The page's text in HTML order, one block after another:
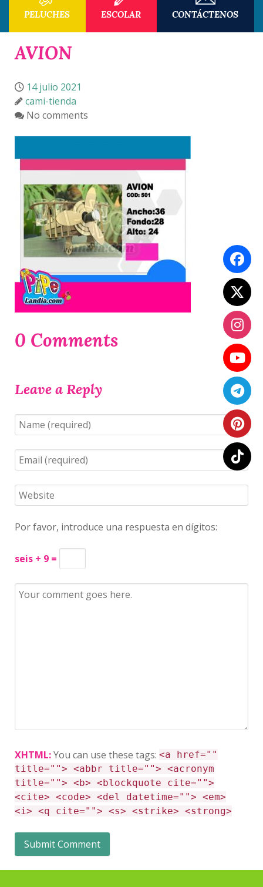
PELUCHES ESCOLAR CONTÁCTENOS
AVION
14 julio 2021
cami-tienda
No comments
0 Comments
Leave a Reply
Por favor, introduce una respuesta en dígitos:
seis + 9 =
XHTML:You can use these tags: <a href=""
title=""> <abbr title=""> <acronym
title=""> <b> <blockquote cite="">
<cite> <code> <del datetime=""> <em>
<i> <q cite=""> <s> <strike> <strong>